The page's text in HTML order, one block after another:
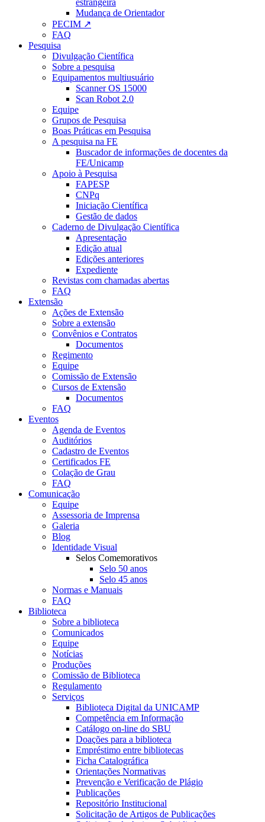
estrangeira
Mudança de Orientador
PECIM ↗
FAQ
Pesquisa
Divulgação Científica
Sobre a pesquisa
Equipamentos multiusuário
Scanner OS 15000
Scan Robot 2.0
Equipe
Grupos de Pesquisa
Boas Práticas em Pesquisa
A pesquisa na FE
Buscador de informações de docentes da
FE/Unicamp
Apoio à Pesquisa
FAPESP
CNPq
Iniciação Científica
Gestão de dados
Caderno de Divulgação Científica
Apresentação
Edição atual
Edições anteriores
Expediente
Revistas com chamadas abertas
FAQ
Extensão
Ações de Extensão
Sobre a extensão
Convênios e Contratos
Documentos
Regimento
Equipe
Comissão de Extensão
Cursos de Extensão
Documentos
FAQ
Eventos
Agenda de Eventos
Auditórios
Cadastro de Eventos
Certificados FE
Colação de Grau
FAQ
Comunicação
Equipe
Assessoria de Imprensa
Galeria
Blog
Identidade Visual
Selos Comemorativos
Selo 50 anos
Selo 45 anos
Normas e Manuais
FAQ
Biblioteca
Sobre a biblioteca
Comunicados
Equipe
Notícias
Produções
Comissão de Biblioteca
Regulamento
Serviços
Biblioteca Digital da UNICAMP
Competência em Informação
Catálogo on-line do SBU
Doações para a biblioteca
Empréstimo entre bibliotecas
Ficha Catalográfica
Orientações Normativas
Prevenção e Verificação de Plágio
Publicações
Repositório Institucional
Solicitação de Artigos de Publicações